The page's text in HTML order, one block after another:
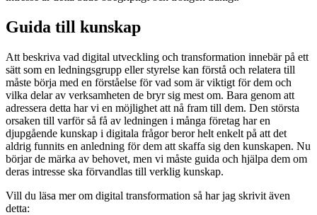
Guida till kunskap
Att beskriva vad digital utveckling och transformation innebär på ett
sätt som en ledningsgrupp eller styrelse kan förstå och relatera till
måste börja med en förståelse för vad som är viktigt för dem och
vilka delar av verksamheten de bryr sig mest om. Bara genom att
adressera detta har vi en möjlighet att nå fram till dem. Den största
orsaken till varför så få av ledningen i många företag har en
djupgående kunskap i digitala frågor beror helt enkelt på att det
aldrig funnits en anledning för dem att skaffa sig den kunskapen. Nu
börjar de märka av behovet, men vi måste guida och hjälpa dem om
deras intresse ska förvandlas till verklig kunskap.
Vill du läsa mer om digital transformation så har jag skrivit även
detta: